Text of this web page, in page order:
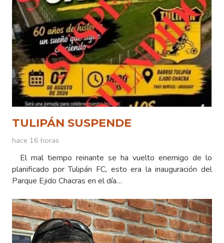
TULIPÁN SUSPENDE
hace 16 horas
El mal tiempo reinante se ha vuelto enemigo de lo
planificado por Tulipán FC, esto era la inauguración del
Parque Ejido Chacras en el día…